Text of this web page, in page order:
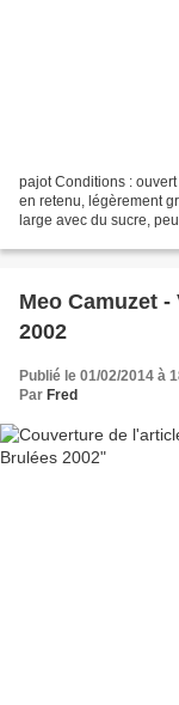
pajot Conditions :
en retenu, légèrement
large avec du sucre,
Meo Camuzet
2002
Publié le 01/02/2014 à
Par Fred